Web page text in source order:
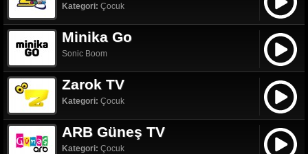
Kategori: Çocuk
Minika Go
Sonic Boom
Zarok TV
Kategori: Çocuk
ARB Güneş TV
Kategori: Çocuk